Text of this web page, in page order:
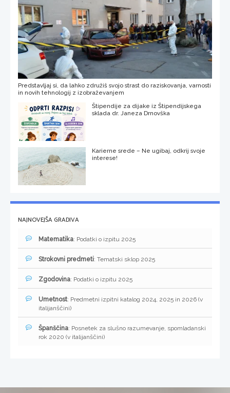
Predstavljaj si, da lahko združiš svojo strast do raziskovanja, varnosti
in novih tehnologij z izobraževanjem
Štipendije za dijake iz Štipendijskega
sklada dr. Janeza Drnovška
Karierne srede – Ne ugibaj, odkrij svoje
interese!
NAJNOVEJŠA GRADIVA
Matematika: Podatki o izpitu 2025
Strokovni predmeti: Tematski sklop 2025
Zgodovina: Podatki o izpitu 2025
Umetnost: Predmetni izpitni katalog 2024, 2025 in 2026 (v
italijanščini)
Španščina: Posnetek za slušno razumevanje, spomladanski
rok 2020 (v italijanščini)